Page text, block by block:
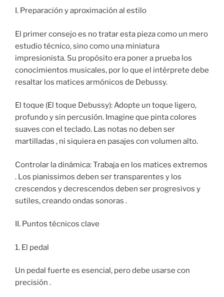
I. Preparación y aproximación al estilo
El primer consejo es no tratar esta pieza como un mero
estudio técnico, sino como una miniatura
impresionista. Su propósito era poner a prueba los
conocimientos musicales, por lo que el intérprete debe
resaltar los matices armónicos de Debussy.
El toque (El toque Debussy): Adopte un toque ligero,
profundo y sin percusión. Imagine que pinta colores
suaves con el teclado. Las notas no deben ser
martilladas , ni siquiera en pasajes con volumen alto.
Controlar la dinámica: Trabaja en los matices extremos
. Los pianissimos deben ser transparentes y los
crescendos y decrescendos deben ser progresivos y
sutiles, creando ondas sonoras .
II. Puntos técnicos clave
1. El pedal
Un pedal fuerte es esencial, pero debe usarse con
precisión .